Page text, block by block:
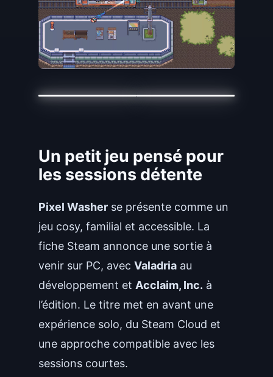
Un petit jeu pensé pour
les sessions détente
Pixel Washerse présente comme un
jeu cosy, familial et accessible. La
fiche Steam annonce une sortie à
venir sur PC, avec Valadriaau
développement et Acclaim, Inc. à
l’édition. Le titre met en avant une
expérience solo, du Steam Cloud et
une approche compatible avec les
sessions courtes.